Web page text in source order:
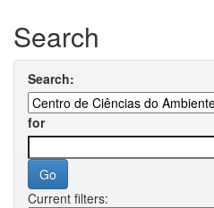
Search
Search:
for
Current filters: